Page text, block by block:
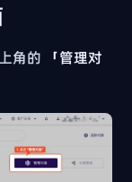
角的
「管理对